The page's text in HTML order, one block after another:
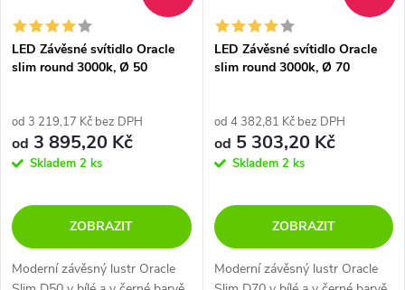
LED Závěsné svítidlo Oracle
slim round 3000k, Ø 50
od 3 219,17 Kč bez DPH
od 3 895,20 Kč
Skladem 2 ks
ZOBRAZIT
Moderní závěsný lustr Oracle
LED Závěsné svítidlo Oracle
slim round 3000k, Ø 70
od 4 382,81 Kč bez DPH
od 5 303,20 Kč
Skladem 2 ks
ZOBRAZIT
Moderní závěsný lustr Oracle